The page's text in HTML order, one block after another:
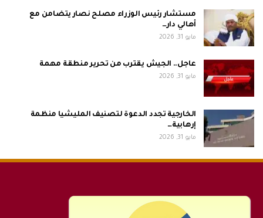
مستشار رئيس الوزراء مصلح نصار يتضامن مع
أهالي دار…
مايو 31, 2026
عاجل.. الجيش يقترب من تحرير منطقة مهمة
مايو 31, 2026
الخارجية تجدد الدعوة لتصنيف المليشيا منظمة
إرهابية…
مايو 31, 2026